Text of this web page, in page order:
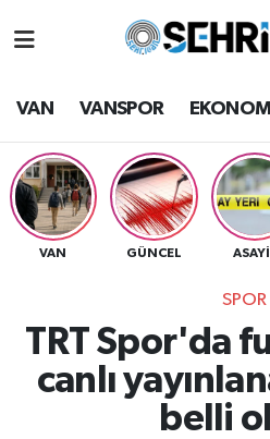
VAN VANSPOR EKONOMİ
VAN GÜNCEL
SPOR
TRT Spor'da
canlı
belli
Van Hava Durumu
VAN Namaz Vakitleri
Van Trafik Yoğunluk
Süper Lig Puan Durumu
Tüm Manşetler
Son Dakika Haberleri